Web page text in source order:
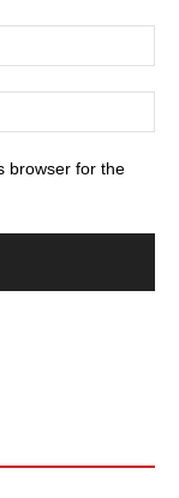
browser for the